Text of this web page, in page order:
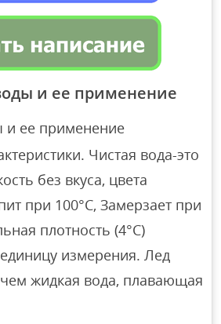
и ее применение
и ее применение
Чистая вода-это
без вкуса, цвета
при 100°C, Замерзает при
плотность (4°C)
измерения. Лед
жидкая вода, плавающая